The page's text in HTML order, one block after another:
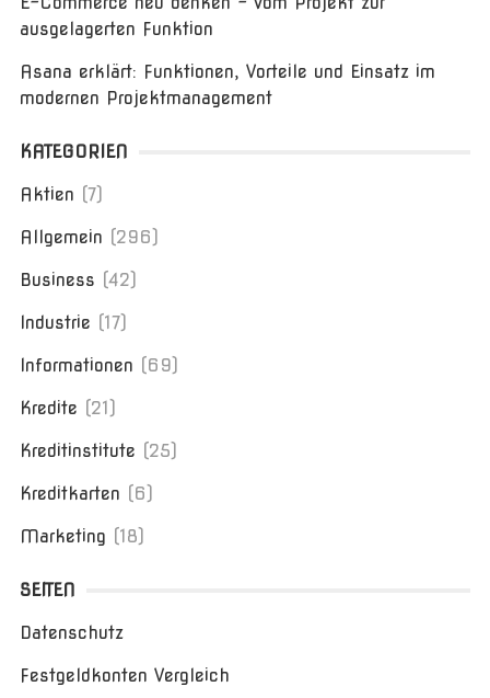
ausgelagerten Funktion
Asana erklärt: Funktionen, Vorteile und Einsatz im
modernen Projektmanagement
KATEGORIEN
Aktien (7)
Allgemein (296)
Business (42)
Industrie (17)
Informationen (69)
Kredite (21)
Kreditinstitute (25)
Kreditkarten (6)
Marketing (18)
SEITEN
Datenschutz
Festgeldkonten Vergleich